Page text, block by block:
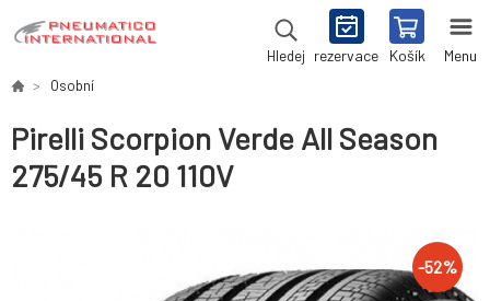
Hledej rezervace Košík Menu
Osobní
Pirelli Scorpion Verde All Season
275/45 R 20 110V
-52%